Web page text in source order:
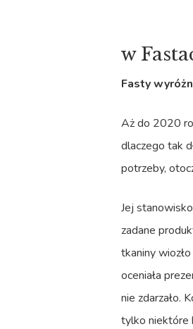
w
Fasty
Aż do 2020
dlaczego tak
potrzeby,
Jej
zadane
tkaniny
oceniała
nie zdarzało.
tylko niektóre